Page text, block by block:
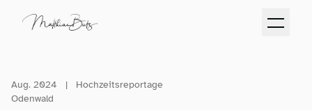
Aug. 2024 |
Hochzeitsreportage
Odenwald